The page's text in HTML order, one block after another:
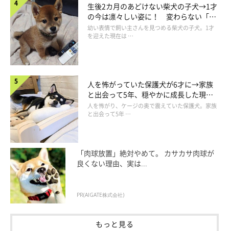
いぬのきもちweb
それがいい場合もあるし、逆の場合もある。最初に訪れたとき
に、「ここ、いいかも」と思った250坪ほどで150万円の土地が
あった。そこは用事のある人しか道には入ってこないひっそりと
した別荘地の一角だったが、雪がなくなると、なんだか薄暗くち
生後2カ月のあどけない柴犬の子犬→1才
の今は凛々しい姿に！ 変わらない「く
りくりおめめ」にもほっこり
幼い表情で飼い主さんを見つめる柴犬の子犬。1才
を迎えた現在は …
人を怖がっていた保護犬が6才に→家族
と出会って5年、穏やかに成長した現在
の姿にグッとくる
人を怖がり、ケージの奥で震えていた保護犬。家族
と出会って5年 …
「肉球放置」絶対やめて。 カサカサ肉球が
良くない理由、実は...
PR(AIGATE株式会社)
もっと見る